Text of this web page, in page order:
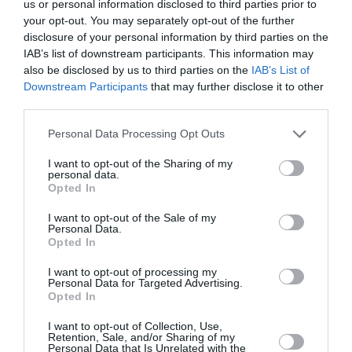
us or personal information disclosed to third parties prior to
your opt-out. You may separately opt-out of the further
disclosure of your personal information by third parties on the
IAB’s list of downstream participants. This information may
also be disclosed by us to third parties on the IAB’s List of
Downstream Participants that may further disclose it to other
Personal Data Processing Opt Outs
I want to opt-out of the Sharing of my
personal data.
Opted In
I want to opt-out of the Sale of my
Personal Data.
Opted In
I want to opt-out of processing my
Personal Data for Targeted Advertising.
Opted In
I want to opt-out of Collection, Use,
Retention, Sale, and/or Sharing of my
Personal Data that Is Unrelated with the
της να «κρεμάσει», όπως δήλωσε. «Μερικές
φορές οι γυναίκες στις οικογένειες βάζουν τον
εαυτό τους τελευταίο, μέχρι αυτό να φανεί
στην υγεία τους», αναφέρει χαρακτηριστικά. Η
πλέον ότι έχει περισσότερες λευκές τρίχες και
πιο ξηρό δέρμα. «Δεν ξέρω αν είναι εξαιτίας της
εμμηνόπαυσης ή του χρόνου που περνά»,
σημειώνει. Η ίδια πάντα μιλούσε ανοιχτά για τις
περιπέτειες με την υγεία της. Το 2013 είχε
γράψει μία ανοιχτή επιστολή στους New York
διπλή μαστεκτομή, αφότου έμαθε ότι φέρει το